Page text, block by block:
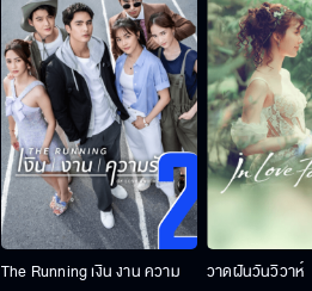
The Running เงิน งาน ความ
วาดฝันวันวิวาห์